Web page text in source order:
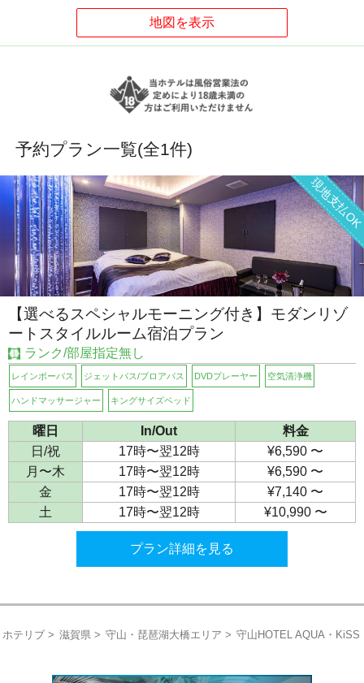
予約プラン一覧(全1件)
現地支払OK
【選べるスペシャルモーニング付き】モダンリゾ
ートスタイルルーム宿泊プラン
ランク/部屋指定無し
レインボーバス ジェットバス/ブロアバス DVDプレーヤー 空気清浄機
ハンドマッサージャー キングサイズベッド
曜日 In/Out
料金
日/祝
17時〜翌12時
¥6,590 〜
月〜木
17時〜翌12時
¥6,590 〜
金
17時〜翌12時
¥7,140 〜
土
17時〜翌12時 ¥10,990 〜
プラン詳細を見る
ホテリブ 滋賀県 守山・琵琶湖大橋エリア 守山HOTEL AQUA・KiSS